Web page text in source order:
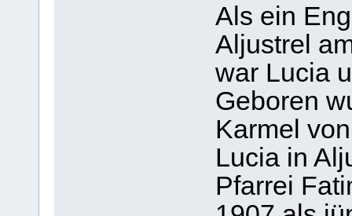
Als ein
Aljustrel
war Lucia
Geboren
Karmel
Lucia in
Pfarrei